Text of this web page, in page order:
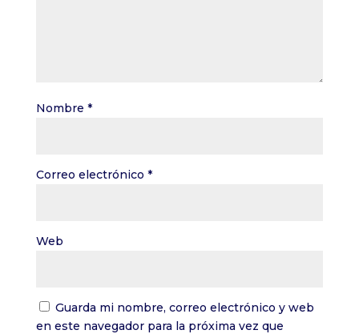
Nombre *
Correo electrónico *
Web
Guarda mi nombre, correo electrónico y web
en este navegador para la próxima vez que